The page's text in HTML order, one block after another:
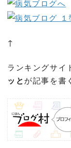
↑
ランキングサイ
ッとが記事を書